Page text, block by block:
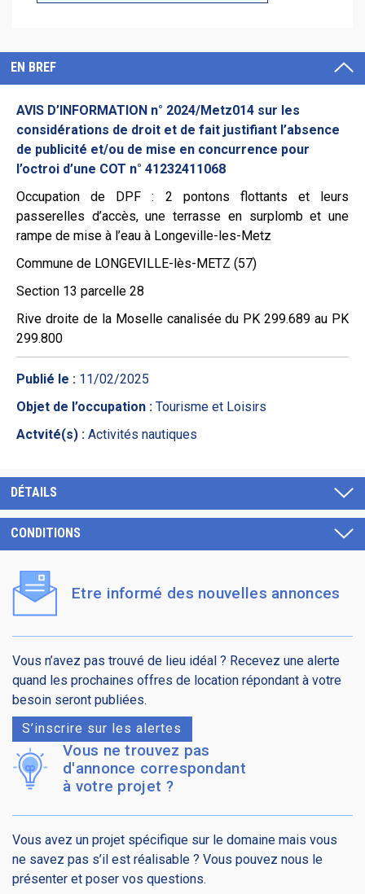
EN BREF
AVIS D’INFORMATION n° 2024/Metz014 sur les
considérations de droit et de fait justifiant l’absence
de publicité et/ou de mise en concurrence pour
l’octroi d’une COT n° 41232411068
Occupation de DPF : 2 pontons flottants et leurs
passerelles d’accès, une terrasse en surplomb et une
rampe de mise à l’eau à Longeville-les-Metz
Commune de LONGEVILLE-lès-METZ (57)
Section 13 parcelle 28
Rive droite de la Moselle canalisée du PK 299.689 au PK
299.800
Publié le : 11/02/2025
Objet de l’occupation : Tourisme et Loisirs
Actvité(s) : Activités nautiques
DÉTAILS
CONDITIONS
Etre informé des nouvelles annonces
Vous n’avez pas trouvé de lieu idéal ? Recevez une alerte
quand les prochaines offres de location répondant à votre
besoin seront publiées.
S’inscrire sur les alertes
Vous ne trouvez pas
d'annonce correspondant
à votre projet ?
Vous avez un projet spécifique sur le domaine mais vous
ne savez pas s’il est réalisable ? Vous pouvez nous le
présenter et poser vos questions.